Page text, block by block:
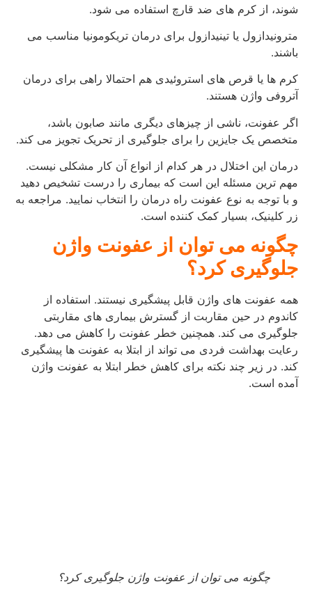
شوند، از کرم های ضد قارچ استفاده می شود.
مترونیدازول یا تینیدازول برای درمان تریکومونیا مناسب می
باشند.
کرم ها یا قرص های استروئیدی هم احتمالا راهی برای درمان
آتروفی واژن هستند.
اگر عفونت، ناشی از چیزهای دیگری مانند صابون باشد،
متخصص یک جایزین را برای جلوگیری از تحریک تجویز می کند.
درمان این اختلال در هر کدام از انواع آن کار مشکلی نیست.
مهم ترین مسئله این است که بیماری را درست تشخیص دهید
و با توجه به نوع عفونت راه درمان را انتخاب نمایید. مراجعه به
زر کلینیک، بسیار کمک کننده است.
چگونه می ‌توان از عفونت واژن
جلوگیری کرد؟
همه عفونت های واژن قابل پیشگیری نیستند. استفاده از
کاندوم در حین مقاربت از گسترش بیماری های مقاربتی
جلوگیری می کند. همچنین خطر عفونت را کاهش می دهد.
رعایت بهداشت فردی می تواند از ابتلا به عفونت ها پیشگیری
کند. در زیر چند نکته برای کاهش خطر ابتلا به عفونت واژن
آمده است.
چگونه می ‌توان از عفونت واژن جلوگیری کرد؟